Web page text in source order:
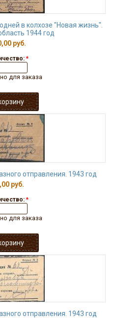
в колхозе "Новая жизнь".
1944 год
руб.
*
для заказа
отправления. 1943 год
руб.
*
для заказа
отправления. 1943 год